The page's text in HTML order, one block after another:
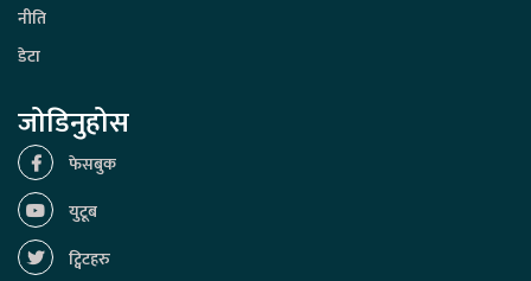
नीति
डेटा
जोडिनुहोस
फेसबुक
युटूब
ट्विटहरु